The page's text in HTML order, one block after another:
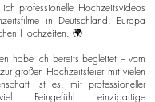
professionelle Hochzeitsvideos
in Deutschland, Europa
Hochzeiten. 🌍
habe ich bereits begleitet – vom
großen Hochzeitsfeier mit vielen
ist es, mit professioneller
Feingefühl einzigartige